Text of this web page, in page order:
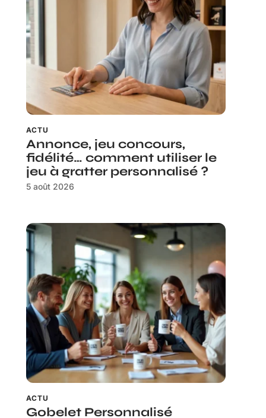
ACTU
Annonce, jeu concours,
fidélité… comment utiliser le
jeu à gratter personnalisé ?
5 août 2026
ACTU
Gobelet Personnalisé